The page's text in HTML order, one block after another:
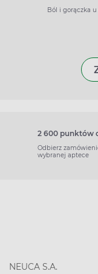
Ból i gorączka
2 600 punktów
Odbierz
wybranej aptece
NEUCA S.A.